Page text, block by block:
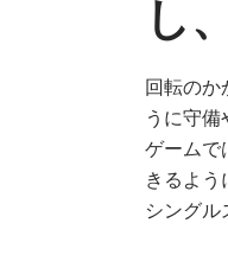
し
回転のか
うに守
ゲームで
きるよう
シングル